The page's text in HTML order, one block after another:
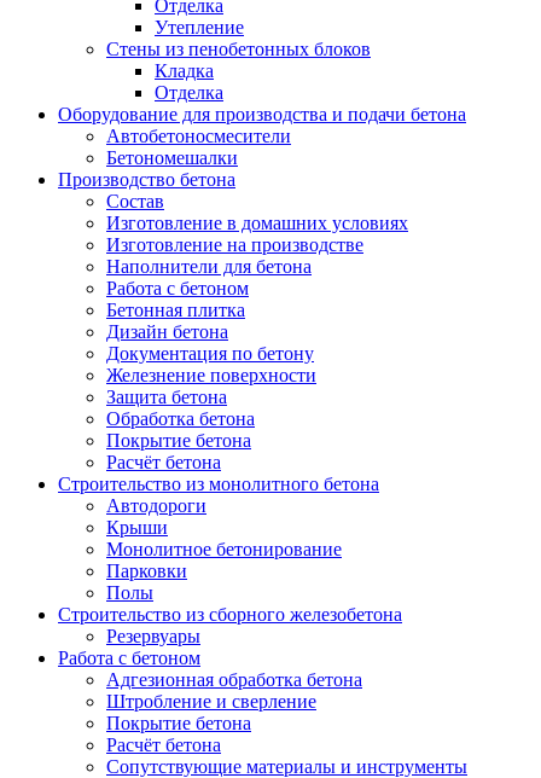
Отделка
Утепление
Стены из пенобетонных блоков
Кладка
Отделка
Оборудование для производства и подачи бетона
Автобетоносмесители
Бетономешалки
Производство бетона
Состав
Изготовление в домашних условиях
Изготовление на производстве
Наполнители для бетона
Работа с бетоном
Бетонная плитка
Дизайн бетона
Документация по бетону
Железнение поверхности
Защита бетона
Обработка бетона
Покрытие бетона
Расчёт бетона
Строительство из монолитного бетона
Автодороги
Крыши
Монолитное бетонирование
Парковки
Полы
Строительство из сборного железобетона
Резервуары
Работа с бетоном
Адгезионная обработка бетона
Штробление и сверление
Покрытие бетона
Расчёт бетона
Сопутствующие материалы и инструменты